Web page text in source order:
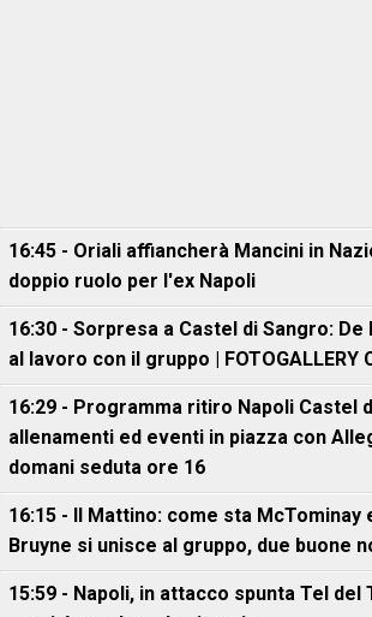
16:45 - Oriali affiancherà Mancini in
doppio ruolo per l'ex Napoli
16:30 - Sorpresa a Castel di Sangro: De
al lavoro con il gruppo | FOTOGALLERY
16:29 - Programma ritiro Napoli Castel
allenamenti ed eventi in piazza con
domani seduta ore 16
16:15 - Il Mattino: come sta McTominay
Bruyne si unisce al gruppo, due buone
15:59 - Napoli, in attacco spunta Tel del